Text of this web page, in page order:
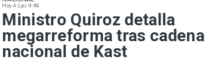
Hoy A Las 9:49
Ministro Quiroz detalla
megarreforma tras cadena
nacional de Kast